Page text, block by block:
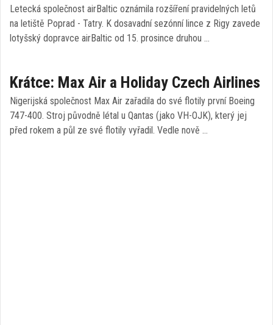
Letecká společnost airBaltic oznámila rozšíření pravidelných letů
na letiště Poprad - Tatry. K dosavadní sezónní lince z Rigy zavede
lotyšský dopravce airBaltic od 15. prosince druhou …
Krátce: Max Air a Holiday Czech Airlines
Nigerijská společnost Max Air zařadila do své flotily první Boeing
747-400. Stroj původně létal u Qantas (jako VH-OJK), který jej
před rokem a půl ze své flotily vyřadil. Vedle nově …